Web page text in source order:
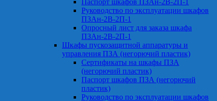
Паспорт шкафов ПЗАн-2В-2П-1
Руководство по эксплуатации шкафов
ПЗАн-2В-2П-1
Опросный лист для заказа шкафа
ПЗАн-2В-2П-1
Шкафы пускозащитной аппаратуры и
управления ПЗА (негорючий пластик)
Сертификаты на шкафы ПЗА
(негорючий пластик)
Паспорт шкафов ПЗА (негорючий
пластик)
Руководство по эксплуатации шкафов